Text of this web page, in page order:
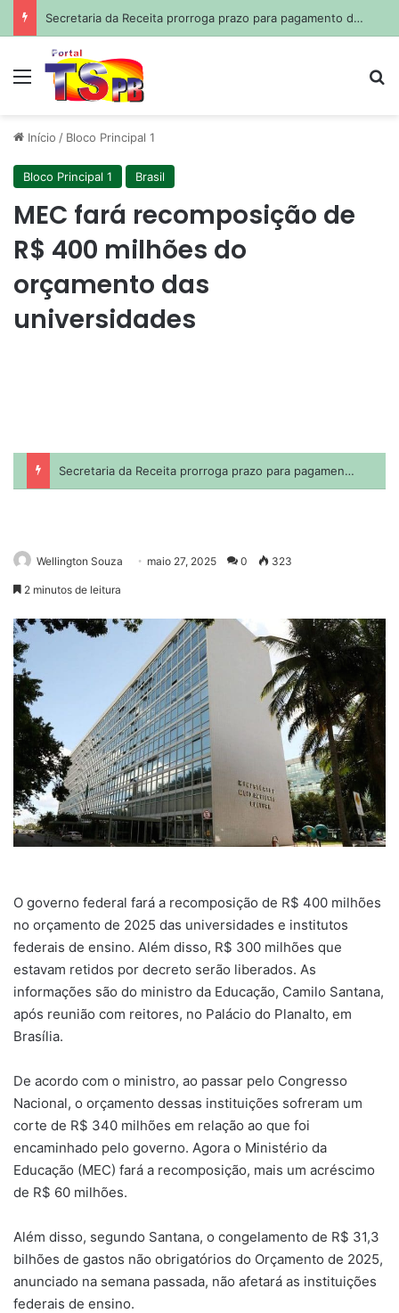
Secretaria da Receita prorroga prazo para pagamento do ISS de julho
Menu
Início / Bloco Principal 1
Bloco Principal 1 Brasil
MEC fará recomposição de
R$ 400 milhões do
orçamento das
universidades
Wellington Souza maio 27, 2025 0 323
2 minutos de leitura
O governo federal fará a recomposição de R$ 400 milhões
no orçamento de 2025 das universidades e institutos
federais de ensino. Além disso, R$ 300 milhões que
estavam retidos por decreto serão liberados. As
informações são do ministro da Educação, Camilo Santana,
após reunião com reitores, no Palácio do Planalto, em
Brasília.
De acordo com o ministro, ao passar pelo Congresso
Nacional, o orçamento dessas instituições sofreram um
corte de R$ 340 milhões em relação ao que foi
encaminhado pelo governo. Agora o Ministério da
Educação (MEC) fará a recomposição, mais um acréscimo
de R$ 60 milhões.
Além disso, segundo Santana, o congelamento de R$ 31,3
bilhões de gastos não obrigatórios do Orçamento de 2025,
anunciado na semana passada, não afetará as instituições
federais de ensino.